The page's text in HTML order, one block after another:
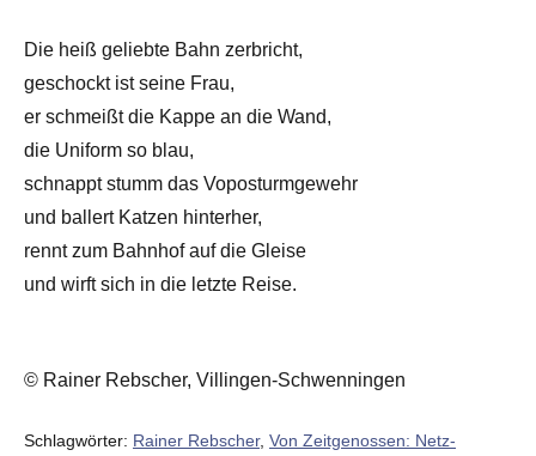
Die heiß geliebte Bahn zerbricht,
geschockt ist seine Frau,
er schmeißt die Kappe an die Wand,
die Uniform so blau,
schnappt stumm das Voposturmgewehr
und ballert Katzen hinterher,
rennt zum Bahnhof auf die Gleise
und wirft sich in die letzte Reise.
© Rainer Rebscher, Villingen-Schwenningen
Schlagwörter: Rainer Rebscher, Von Zeitgenossen: Netz-